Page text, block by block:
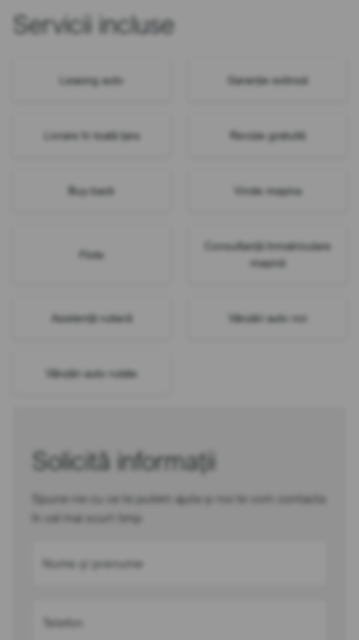
Servicii incluse
Leasing auto Garanție extinsă
Livrare în toată țara Revizie gratuită
Buy-back Vinde mașina
Flote
Consultanță înmatriculare
mașină
Asistență rutieră Vânzări auto noi
Vânzări auto rulate
Solicită informații
Spune-ne cu ce te putem ajuta și noi te vom contacta
în cel mai scurt timp
Nume și prenume
Telefon